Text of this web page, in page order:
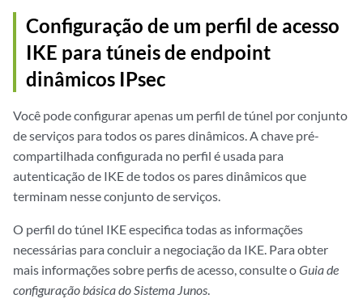
Configuração de um perfil de acesso
IKE para túneis de endpoint
dinâmicos IPsec
Você pode configurar apenas um perfil de túnel por conjunto
de serviços para todos os pares dinâmicos. A chave pré-
compartilhada configurada no perfil é usada para
autenticação de IKE de todos os pares dinâmicos que
terminam nesse conjunto de serviços.
O perfil do túnel IKE especifica todas as informações
necessárias para concluir a negociação da IKE. Para obter
mais informações sobre perfis de acesso, consulte oGuia de
configuração básica do Sistema Junos.